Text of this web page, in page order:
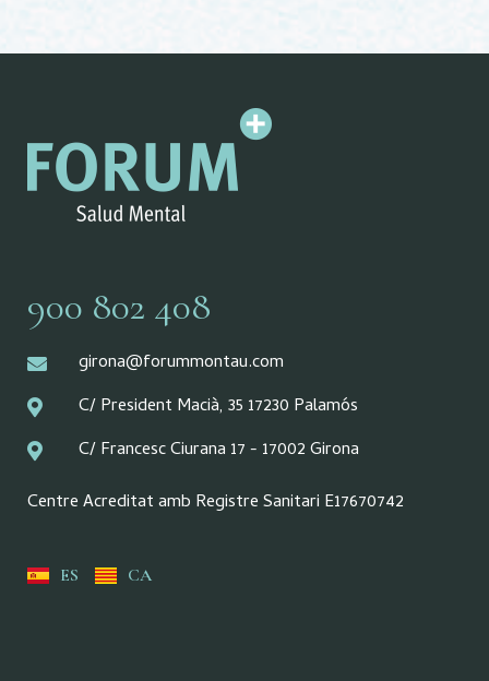
900 802 408
girona@forummontau.com
C/ President Macià, 35 17230 Palamós
C/ Francesc Ciurana 17 - 17002 Girona
Centre Acreditat amb Registre Sanitari E17670742
ES CA